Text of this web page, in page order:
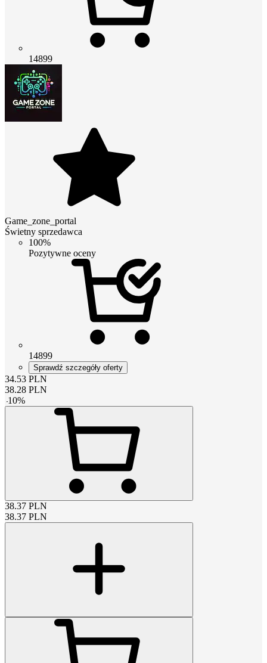
14899
Game_zone_portal
Świetny sprzedawca
100%
Pozytywne oceny
14899
Sprawdź szczegóły oferty
34.53 PLN
38.28 PLN
-10%
38.37 PLN
38.37 PLN